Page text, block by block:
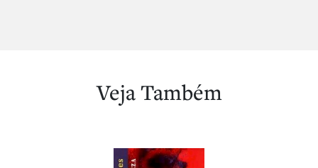
Veja Também